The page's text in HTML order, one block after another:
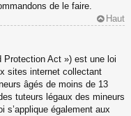
de le faire.
Haut
Protection Act ») est une loi
sites internet collectant
âgés de moins de 13
tuteurs légaux des mineurs
également aux